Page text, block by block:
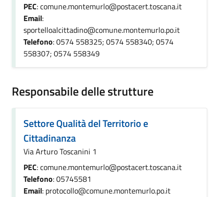
PEC: comune.montemurlo@postacert.toscana.it
Email:
sportelloalcittadino@comune.montemurlo.po.it
Telefono: 0574 558325; 0574 558340; 0574
558307; 0574 558349
Responsabile delle strutture
Settore Qualità del Territorio e
Cittadinanza
Via Arturo Toscanini 1
PEC: comune.montemurlo@postacert.toscana.it
Telefono: 05745581
Email: protocollo@comune.montemurlo.po.it